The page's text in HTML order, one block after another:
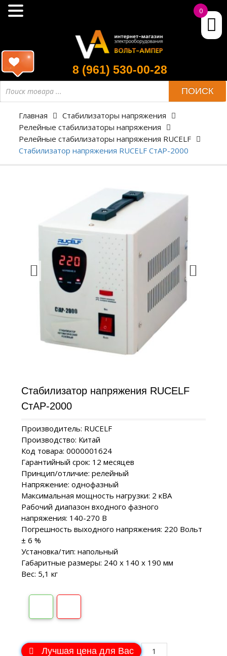
8 (961) 530-00-28
ПОИСК
Главная
Стабилизаторы напряжения
Релейные стабилизаторы напряжения
Релейные стабилизаторы напряжения RUCELF
Стабилизатор напряжения RUCELF СтАР-2000
Стабилизатор напряжения RUCELF
СтАР-2000
Производитель: RUCELF
Производство: Китай
Код товара: 0000001624
Гарантийный срок: 12 месяцев
Принцип/отличие: релейный
Напряжение: однофазный
Максимальная мощность нагрузки: 2 кВA
Рабочий диапазон входного фазного
напряжения: 140-270 В
Погрешность выходного напряжения: 220 Вольт
± 6 %
Установка/тип: напольный
Габаритные размеры: 240 х 140 х 190 мм
Вес: 5,1 кг
Лучшая цена для Вас
0